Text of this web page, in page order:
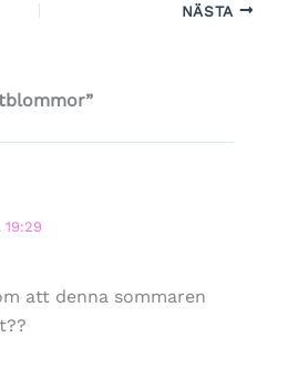
NÄSTA
19:29
att denna sommaren